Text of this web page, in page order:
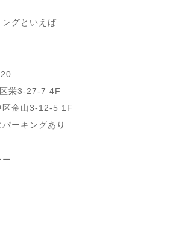
グといえば
栄3-27-7 4F
区金山3-12-5 1F
ーキングあり